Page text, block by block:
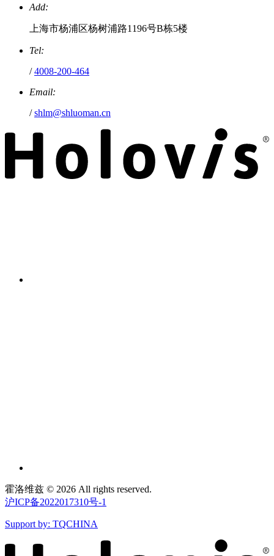
Add:
上海市杨浦区杨树浦路1196号B栋5楼
Tel:
/4008-200-464
Email:
/shlm@shluoman.cn
霍洛维兹 © 2026 All rights reserved.
沪ICP备2022017310号-1
Support by: TQCHINA